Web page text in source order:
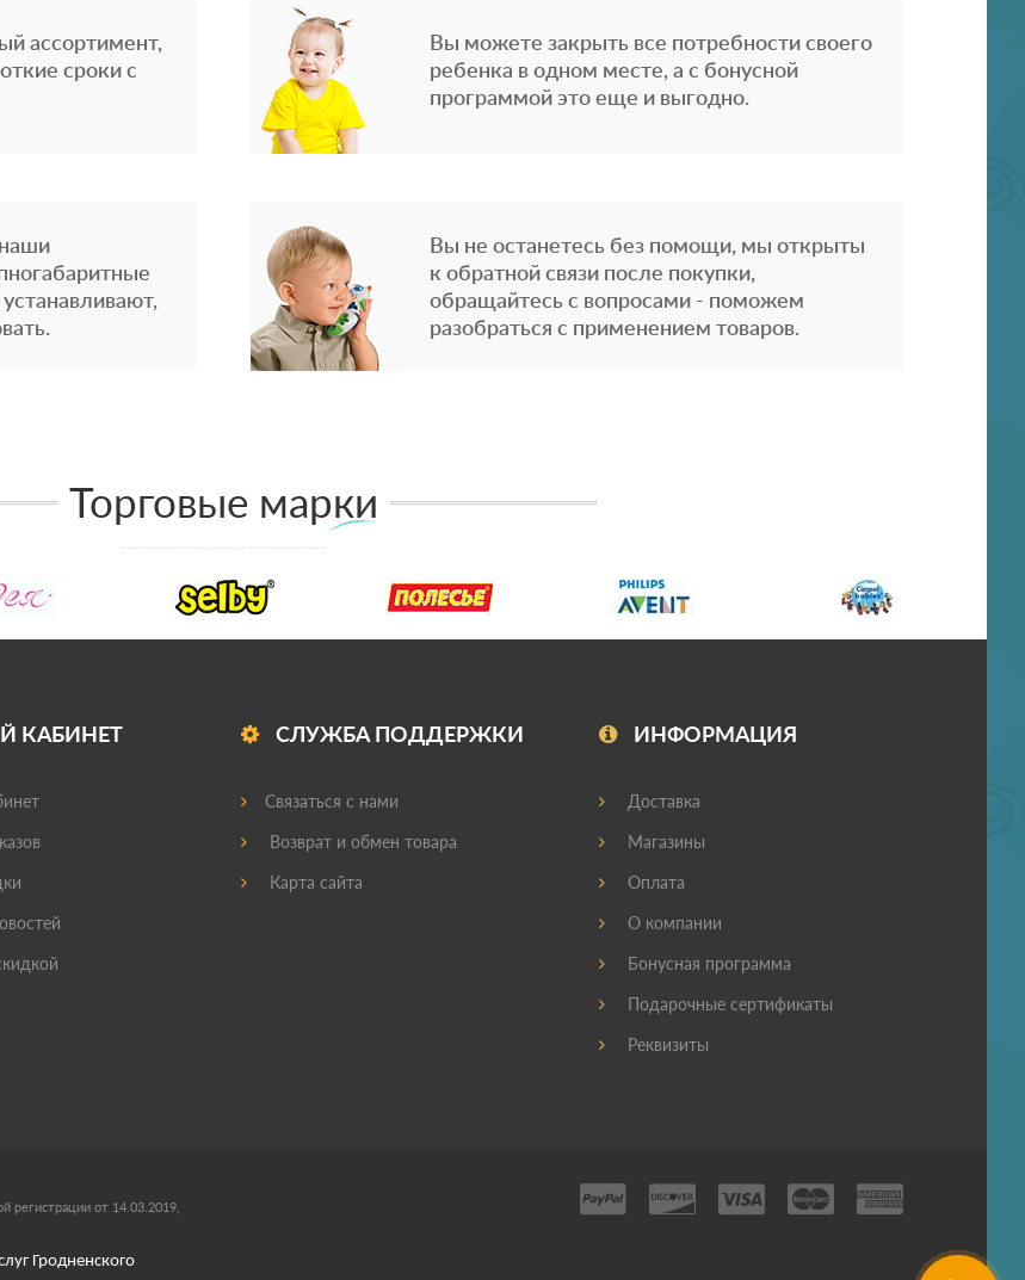
ассортимент,
сроки с
Вы можете закрыть все потребности своего
ребенка в одном месте, а с бонусной
программой это еще и выгодно.
Вы не останетесь без помощи, мы открыты
к обратной связи после покупки,
обращайтесь с вопросами - поможем
разобраться с применением товаров.
Торговые марки
КАБИНЕТ СЛУЖБА ПОДДЕРЖКИ
Связаться с нами
Возврат и обмен товара
Карта сайта
ИНФОРМАЦИЯ
Доставка
Магазины
Оплата
О компании
Бонусная программа
Подарочные сертификаты
Реквизиты
регистрации от 14.03.2019,
Гродненского